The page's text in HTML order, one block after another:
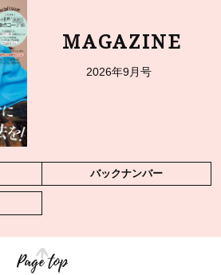
MAGAZINE
2026年9月号
バックナンバー
Page top